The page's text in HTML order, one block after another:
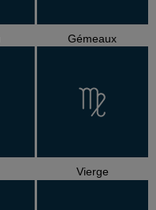
Gémeaux
Vierge